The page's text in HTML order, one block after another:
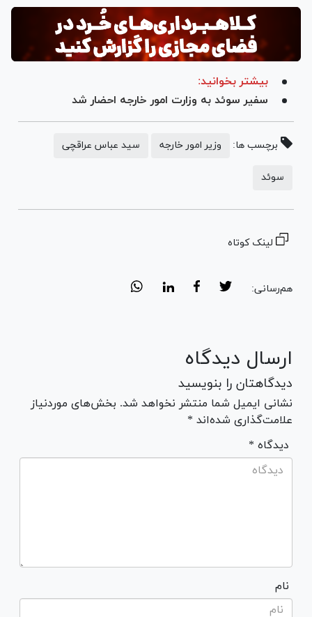
بیشتر بخوانید:
سفیر سوئد به وزارت امور خارجه احضار شد
برچسب ها: وزیر امور خارجه سید عباس عراقچی
سوئد
لینک کوتاه
هم‌رسانی:
ارسال دیدگاه
دیدگاهتان را بنویسید
نشانی ایمیل شما منتشر نخواهد شد. بخش‌های موردنیاز
علامت‌گذاری شده‌اند *
* دیدگاه
نام